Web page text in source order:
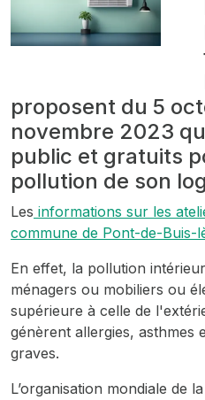
proposent du 5
novembre 2023
public et gratuits
pollution de son
Les informations sur les
commune de Pont-de-Buis-
En effet, la pollution
ménagers ou mobiliers ou
supérieure à celle de
génèrent allergies, asthmes
graves.
L’organisation mondiale de